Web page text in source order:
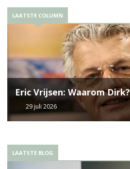
LAATSTE COLUMN
Eric Vrijsen: Waarom Dirk?
29 juli 2026
LAATSTE BLOG